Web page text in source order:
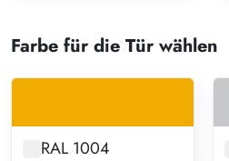
Farbe für die Tür wählen
RAL 1004